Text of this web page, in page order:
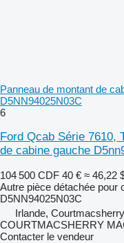
Panneau de montant de
D5NN94025N03C
6
Ford Qcab Série 7610,
de cabine gauche
104 500 CDF 40 € ≈ 46,22
Autre pièce détachée pour
D5NN94025N03C
Irlande, Courtmacsherry
COURTMACSHERRY
Contacter le vendeur